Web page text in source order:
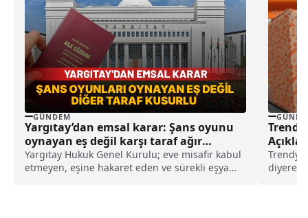
GÜNDEM
Yargıtay’dan emsal karar: Şans oyunu
oynayan eş değil karşı taraf ağır
kusurlu sayıldı
Yargıtay Hukuk Genel Kurulu; eve misafir kabul
etmeyen, eşine hakaret eden ve sürekli eşya
diyerek